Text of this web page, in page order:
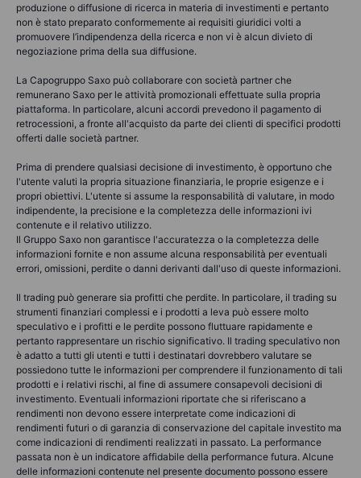
produzione o diffusione di ricerca in materia di investimenti e pertanto
non è stato preparato conformemente ai requisiti giuridici volti a
promuovere l’indipendenza della ricerca e non vi è alcun divieto di
negoziazione prima della sua diffusione.
La Capogruppo Saxo può collaborare con società partner che
remunerano Saxo per le attività promozionali effettuate sulla propria
piattaforma. In particolare, alcuni accordi prevedono il pagamento di
retrocessioni, a fronte all'acquisto da parte dei clienti di specifici prodotti
offerti dalle società partner.
Prima di prendere qualsiasi decisione di investimento, è opportuno che
l'utente valuti la propria situazione finanziaria, le proprie esigenze e i
propri obiettivi. L'utente si assume la responsabilità di valutare, in modo
indipendente, la precisione e la completezza delle informazioni ivi
contenute e il relativo utilizzo.
Il Gruppo Saxo non garantisce l'accuratezza o la completezza delle
informazioni fornite e non assume alcuna responsabilità per eventuali
errori, omissioni, perdite o danni derivanti dall'uso di queste informazioni.
Il trading può generare sia profitti che perdite. In particolare, il trading su
strumenti finanziari complessi e i prodotti a leva può essere molto
speculativo e i profitti e le perdite possono fluttuare rapidamente e
pertanto rappresentare un rischio significativo. Il trading speculativo non
è adatto a tutti gli utenti e tutti i destinatari dovrebbero valutare se
possiedono tutte le informazioni per comprendere il funzionamento di tali
prodotti e i relativi rischi, al fine di assumere consapevoli decisioni di
investimento. Eventuali informazioni riportate che si riferiscano a
rendimenti non devono essere interpretate come indicazioni di
rendimenti futuri o di garanzia di conservazione del capitale investito ma
come indicazioni di rendimenti realizzati in passato. La performance
passata non è un indicatore affidabile della performance futura. Alcune
delle informazioni contenute nel presente documento possono essere